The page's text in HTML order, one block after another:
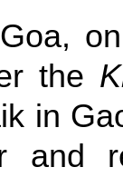
the
in
and